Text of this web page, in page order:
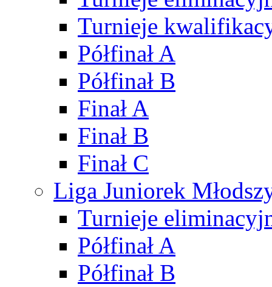
Turnieje
Półfinał A
Półfinał B
Finał A
Finał B
Finał C
Liga Juniorek
Turnieje
Półfinał A
Półfinał B